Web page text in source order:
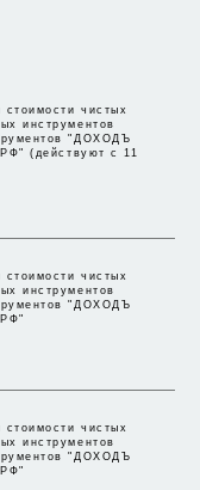
чистых
инструментов
"ДОХОДЪ
(действуют с 11
чистых
инструментов
"ДОХОДЪ
чистых
инструментов
"ДОХОДЪ